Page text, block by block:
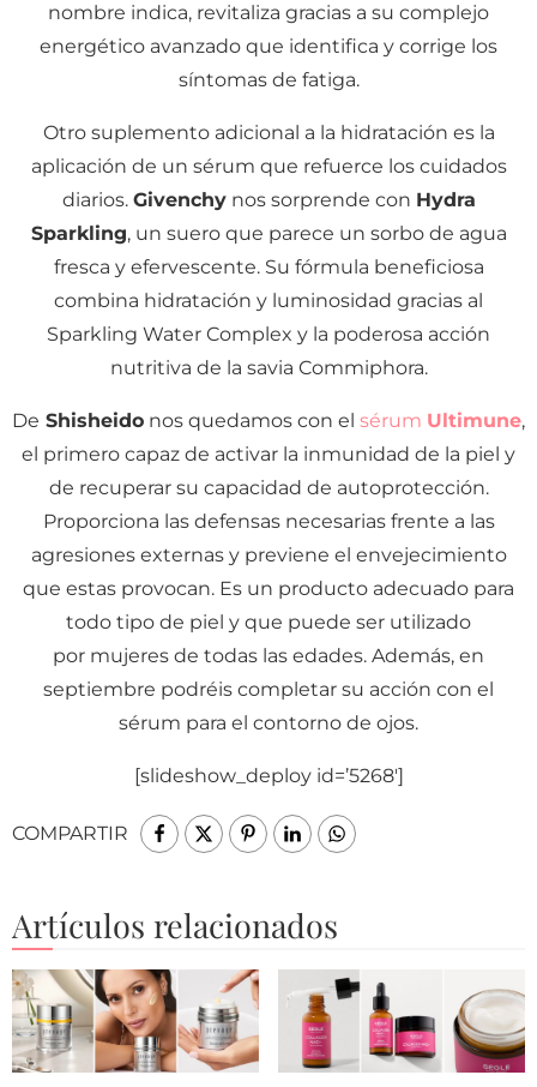
nombre indica, revitaliza gracias a su complejo
energético avanzado que identifica y corrige los
síntomas de fatiga.
Otro suplemento adicional a la hidratación es la
aplicación de un sérum que refuerce los cuidados
diarios. Givenchynos sorprende con Hydra
Sparkling, un suero que parece un sorbo de agua
fresca y efervescente. Su fórmula beneficiosa
combina hidratación y luminosidad gracias al
Sparkling Water Complex y la poderosa acción
nutritiva de la savia Commiphora.
De Shisheido nos quedamos con el sérum Ultimune,
el primero capaz de activar la inmunidad de la piel y
de recuperar su capacidad de autoprotección.
Proporciona las defensas necesarias frente a las
agresiones externas y previene el envejecimiento
que estas provocan. Es un producto adecuado para
todo tipo de piel y que puede ser utilizado
por mujeres de todas las edades. Además, en
septiembre podréis completar su acción con el
sérum para el contorno de ojos.
[slideshow_deploy id=’5268′]
COMPARTIR
Artículos relacionados